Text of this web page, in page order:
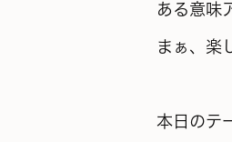
ある意味
まぁ、楽
本日のテ